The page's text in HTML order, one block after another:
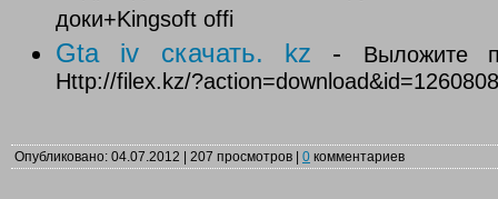
доки+Kingsoft offi
Gta iv скачать. kz - Выложите
Http://filex.kz/
Опубликовано: 04.07.2012 | 207 просмотров | 0 комментариев